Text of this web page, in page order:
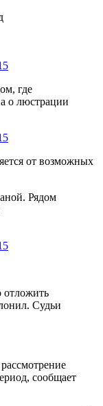
где
о люстрации
от возможных
Рядом
отложить
Судьи
сообщает